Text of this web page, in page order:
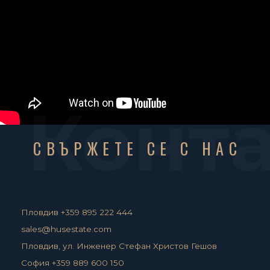
СВЪРЖЕТЕ СЕ С НАС
Пловдив +359 895 222 444
sales@husestate.com
Пловдив, ул. Инженер Стефан Христов Гешов
София +359 889 600 150